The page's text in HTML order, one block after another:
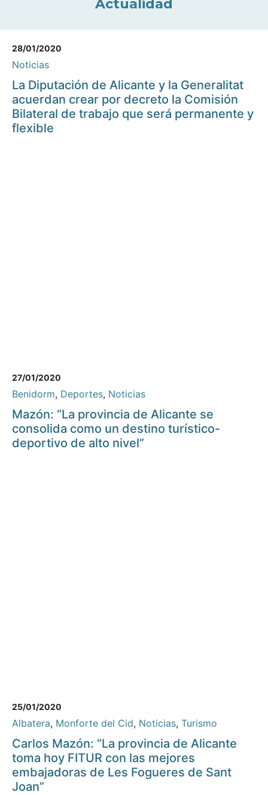
Actualidad
28/01/2020
Noticias
La Diputación de Alicante y la Generalitat
acuerdan crear por decreto la Comisión
Bilateral de trabajo que será permanente y
flexible
27/01/2020
Benidorm, Deportes, Noticias
Mazón: “La provincia de Alicante se
consolida como un destino turístico-
deportivo de alto nivel”
25/01/2020
Albatera, Monforte del Cid, Noticias, Turismo
Carlos Mazón: “La provincia de Alicante
toma hoy FITUR con las mejores
embajadoras de Les Fogueres de Sant
Joan”